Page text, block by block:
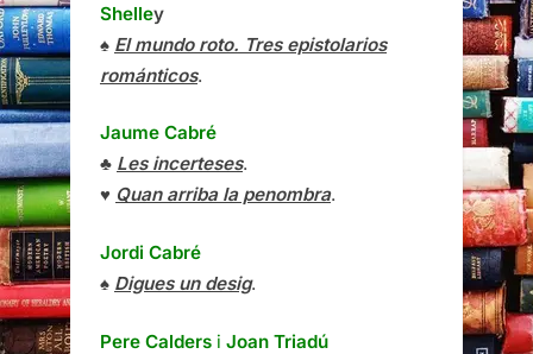
Shelley
♠ El mundo roto. Tres epistolarios
románticos.
Jaume Cabré
♣ Les incerteses.
♥ Quan arriba la penombra.
Jordi Cabré
♠ Digues un desig.
Pere Calders i Joan Triadú